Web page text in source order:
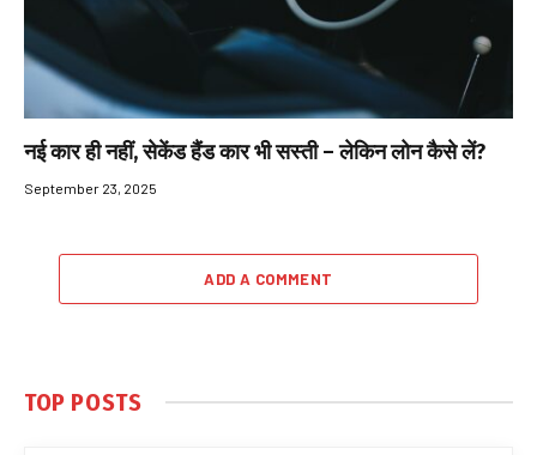
नई कार ही नहीं, सेकेंड हैंड कार भी सस्ती – लेकिन लोन कैसे लें?
September 23, 2025
ADD A COMMENT
TOP POSTS